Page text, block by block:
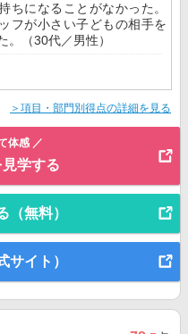
ちになることがなかった。
フが小さい子どもの相手を
。（30代／男性）
＞項目・部門別得点の詳細を見る
体感 ／
学する
（無料）
サイト）